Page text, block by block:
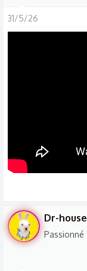
31/5/26
Dr-house
Passionné